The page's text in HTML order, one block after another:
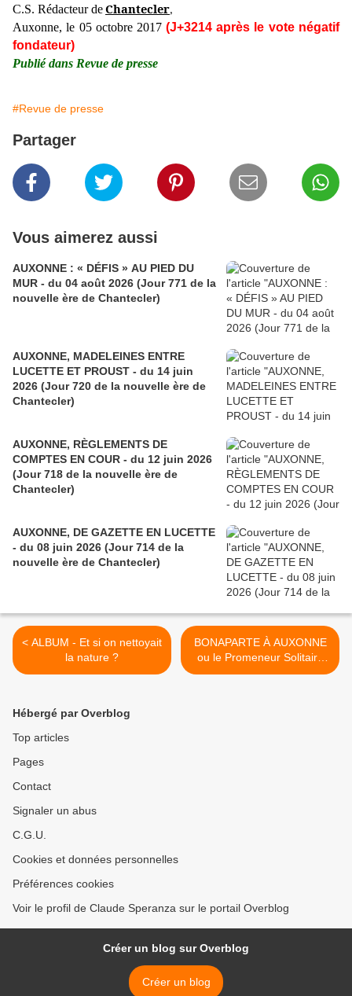
C.S. Rédacteur deChantecler,
Auxonne, le 05 octobre 2017 (J+3214 après le vote négatif
fondateur)
Publié dans Revue de presse
#Revue de presse
Partager
Vous aimerez aussi
AUXONNE : « DÉFIS » AU PIED DU
MUR - du 04 août 2026 (Jour 771 de la
nouvelle ère de Chantecler)
AUXONNE, MADELEINES ENTRE
LUCETTE ET PROUST - du 14 juin
2026 (Jour 720 de la nouvelle ère de
Chantecler)
AUXONNE, RÈGLEMENTS DE
COMPTES EN COUR - du 12 juin 2026
(Jour 718 de la nouvelle ère de
Chantecler)
AUXONNE, DE GAZETTE EN LUCETTE
- du 08 juin 2026 (Jour 714 de la
nouvelle ère de Chantecler)
< ALBUM - Et si on nettoyait
la nature ?
BONAPARTE À AUXONNE
ou le Promeneur Solitaire
Corse (7) - du 07 octobre
Hébergé par Overblog
Top articles
Pages
Contact
Signaler un abus
C.G.U.
Cookies et données personnelles
Préférences cookies
Voir le profil de Claude Speranza sur le portail Overblog
Créer un blog sur Overblog
Créer un blog